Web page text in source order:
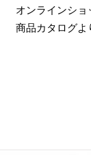
オンラインショ
商品カタログよ